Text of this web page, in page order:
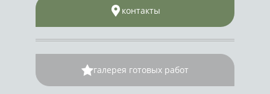
контакты
галерея готовых работ